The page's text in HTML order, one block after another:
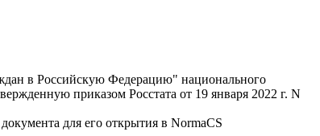
в Российскую Федерацию" национального
приказом Росстата от 19 января 2022 г. N
для его открытия в NormaCS